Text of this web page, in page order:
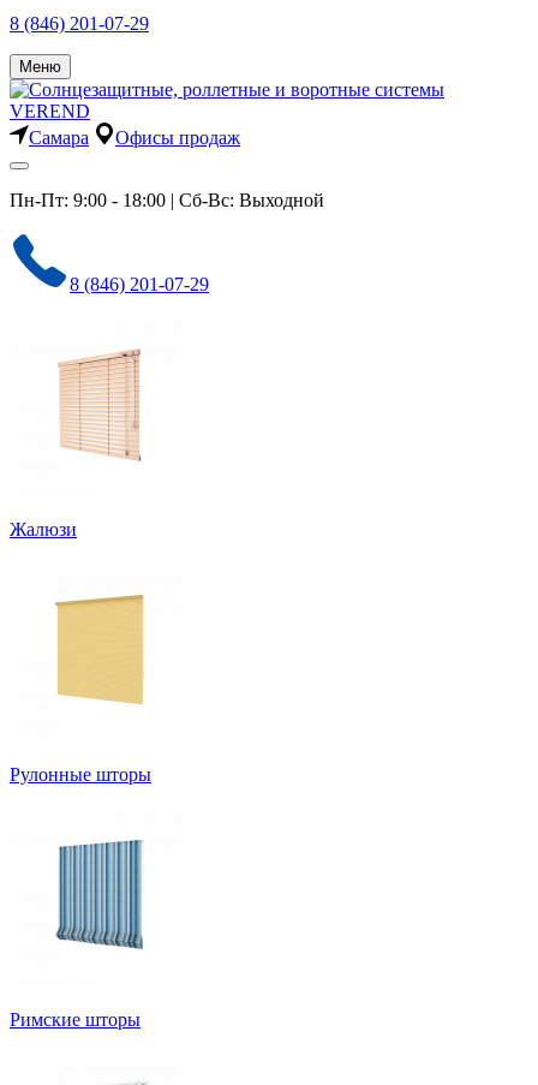
8 (846) 201-07-29
Меню
Самара Офисы продаж
Пн-Пт: 9:00 - 18:00 | Сб-Вс: Выходной
8 (846) 201-07-29
Жалюзи
Рулонные шторы
Римские шторы